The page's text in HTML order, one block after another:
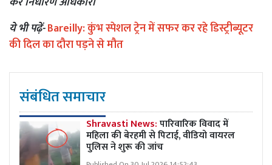
ये भी पढ़ें-Bareilly: कुंभ स्पेशल ट्रेन में सफर कर रहे डिस्ट्रीब्यूटर
की दिल का दौरा पड़ने से मौत
संबंधित समाचार
Shravasti News:पारिवारिक विवाद में
महिला की बेरहमी से पिटाई, वीडियो वायरल
पुलिस ने शुरू की जांच